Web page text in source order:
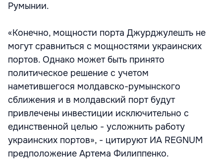
Румынии.
«Конечно, мощности порта Джурджулешть не
могут сравниться с мощностями украинских
портов. Однако может быть принято
политическое решение с учетом
наметившегося молдавско-румынского
сближения и в молдавский порт будут
привлечены инвестиции исключительно с
единственной целью - усложнить работу
украинских портов», - цитируют ИА REGNUM
предположение Артема Филиппенко.